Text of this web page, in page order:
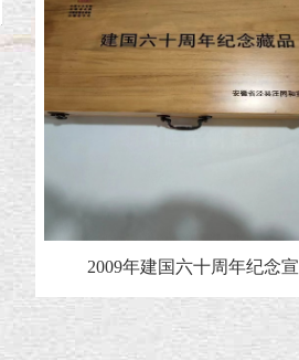
2009年建国六十周年纪念宣